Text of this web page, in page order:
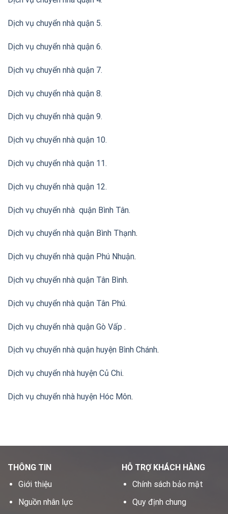
Dịch vụ chuyển nhà quận 5.
Dịch vụ chuyển nhà quận 6.
Dịch vụ chuyển nhà quận 7.
Dịch vụ chuyển nhà quận 8.
Dịch vụ chuyển nhà quận 9.
Dịch vụ chuyển nhà quận 10.
Dịch vụ chuyển nhà quận 11.
Dịch vụ chuyển nhà quận 12.
Dịch vụ chuyển nhà quận Bình Tân.
Dịch vụ chuyển nhà quận Bình Thạnh.
Dịch vụ chuyển nhà quận Phú Nhuận.
Dịch vụ chuyển nhà quận Tân Bình.
Dịch vụ chuyển nhà quận Tân Phú.
Dịch vụ chuyển nhà quận Gò Vấp .
Dịch vụ chuyển nhà quận huyện Bình Chánh.
Dịch vụ chuyển nhà huyện Củ Chi.
Dịch vụ chuyển nhà huyện Hóc Môn.
THÔNG TIN
Giới thiệu
Nguồn nhân lực
HỖ TRỢ KHÁCH HÀNG
Chính sách bảo mật
Quy định chung